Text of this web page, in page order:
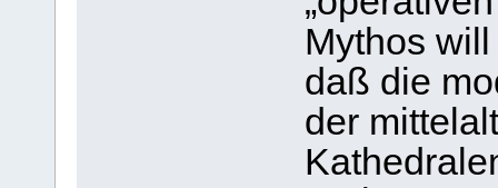
Mythos
daß die
der